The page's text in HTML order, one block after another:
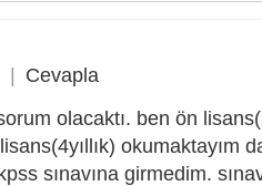
| Cevapla
olacaktı. ben ön
okumaktayım
sınavına girmedim.